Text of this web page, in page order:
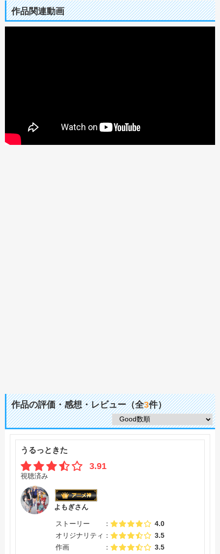
作品関連動画
作品の評価・感想・レビュー（全3件）
うるっときた
3.91
視聴済み
よもぎさん
ストーリー
4.0
オリジナリティ
3.5
作画
3.5